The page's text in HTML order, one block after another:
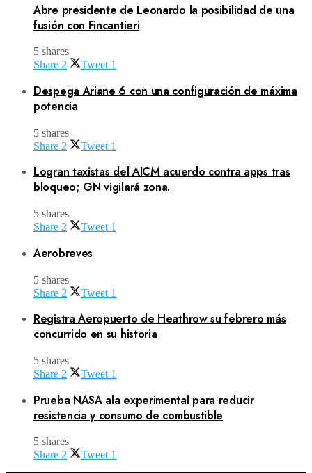
Abre presidente de Leonardo la posibilidad de una
fusión con Fincantieri
5 shares
Share 2 Tweet 1
Despega Ariane 6 con una configuración de máxima
potencia
5 shares
Share 2 Tweet 1
Logran taxistas del AICM acuerdo contra apps tras
bloqueo; GN vigilará zona.
5 shares
Share 2 Tweet 1
Aerobreves
5 shares
Share 2 Tweet 1
Registra Aeropuerto de Heathrow su febrero más
concurrido en su historia
5 shares
Share 2 Tweet 1
Prueba NASA ala experimental para reducir
resistencia y consumo de combustible
5 shares
Share 2 Tweet 1